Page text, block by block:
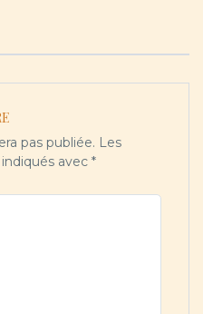
pas publiée. Les
avec *